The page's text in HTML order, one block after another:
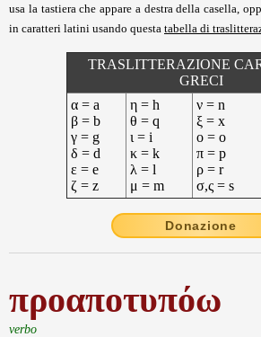
usa la tastiera che appare a destra della casella,
in caratteri latini usando questa tabella di
TRASLITTERAZIONE
GRECI
α = a
β = b
γ = g
δ = d
ε = e
ζ = z
η = h
θ = q
ι = i
κ = k
λ = l
μ = m
ν = n
ξ = x
ο = o
π = p
ρ = r
σ,ς = s
Donazione
προαποτυπόω
verbo